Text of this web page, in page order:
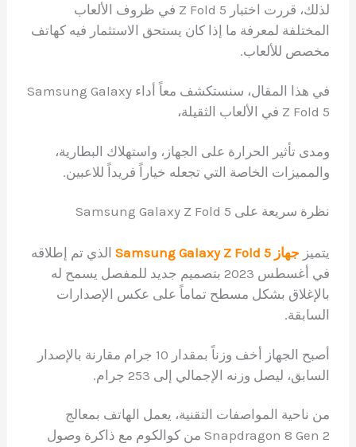
لذلك، قررت اختبار Z Fold 5 في ظروف الألعاب
المختلفة لمعرفة ما إذا كان يستحق الاستثمار فيه كهاتف
مخصص للألعاب.
في هذا المقال، سنستكشف معاً أداء Samsung Galaxy
Z Fold 5 في الألعاب الثقيلة،
ومدى تأثير الحرارة على الجهاز، واستهلاك البطارية،
والمميزات الخاصة التي تجعله خياراً فريداً للاعبين.
نظرة سريعة على Samsung Galaxy Z Fold 5
يتميز جهاز Samsung Galaxy Z Fold 5
الذي تم إطلاقه
في أغسطس 2023 بتصميم جديد للمفصل يسمح له
بالإغلاق بشكل مسطح تماماً على عكس الإصدارات
السابقة.
أصبح الجهاز أخف وزناً بمقدار 10 جرام مقارنة بالإصدار
السابق، ليصل وزنه الإجمالي إلى 253 جرام.
من ناحية المواصفات التقنية، يعمل الهاتف بمعالج
Snapdragon 8 Gen 2 من كوالكوم مع ذاكرة وصول